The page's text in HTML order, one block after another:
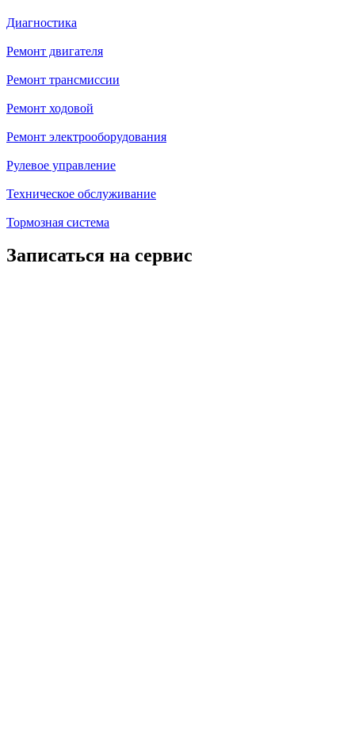
Диагностика
Ремонт двигателя
Ремонт трансмиссии
Ремонт ходовой
Ремонт электрооборудования
Рулевое управление
Техническое обслуживание
Тормозная система
Записаться на сервис